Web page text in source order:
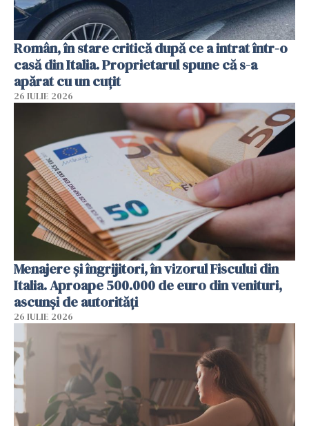
Român, în stare critică după ce a intrat într-o
casă din Italia. Proprietarul spune că s-a
apărat cu un cuțit
26 IULIE 2026
Menajere și îngrijitori, în vizorul Fiscului din
Italia. Aproape 500.000 de euro din venituri,
ascunși de autorități
26 IULIE 2026